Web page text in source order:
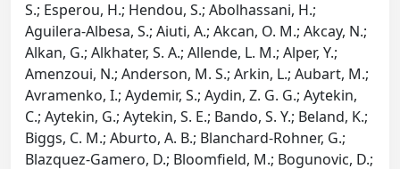
S.; Esperou, H.; Hendou, S.; Abolhassani, H.;
Aguilera-Albesa, S.; Aiuti, A.; Akcan, O. M.; Akcay, N.;
Alkan, G.; Alkhater, S. A.; Allende, L. M.; Alper, Y.;
Amenzoui, N.; Anderson, M. S.; Arkin, L.; Aubart, M.;
Avramenko, I.; Aydemir, S.; Aydin, Z. G. G.; Aytekin,
C.; Aytekin, G.; Aytekin, S. E.; Bando, S. Y.; Beland, K.;
Biggs, C. M.; Aburto, A. B.; Blanchard-Rohner, G.;
Blazquez-Gamero, D.; Bloomfield, M.; Bogunovic, D.;